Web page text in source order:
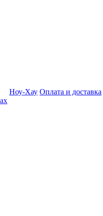
Ноу-Хау Оплата и доставка